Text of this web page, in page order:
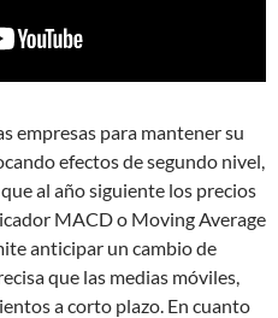
empresas para mantener su
efectos de segundo nivel,
al año siguiente los precios
MACD o Moving Average
anticipar un cambio de
que las medias móviles,
a corto plazo. En cuanto